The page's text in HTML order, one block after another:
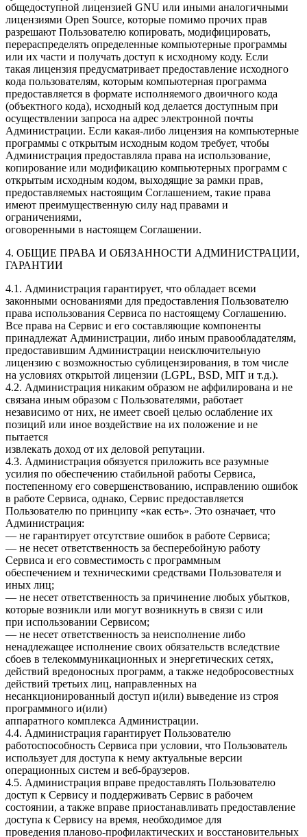
общедоступной лицензией GNU или иными аналогичными
лицензиями Open Source, которые помимо прочих прав
разрешают Пользователю копировать, модифицировать,
перераспределять определенные компьютерные программы
или их части и получать доступ к исходному коду. Если
такая лицензия предусматривает предоставление исходного
кода пользователям, которым компьютерная программа
предоставляется в формате исполняемого двоичного кода
(объектного кода), исходный код делается доступным при
осуществлении запроса на адрес электронной почты
Администрации. Если какая-либо лицензия на компьютерные
программы с открытым исходным кодом требует, чтобы
Администрация предоставляла права на использование,
копирование или модификацию компьютерных программ с
открытым исходным кодом, выходящие за рамки прав,
предоставляемых настоящим Соглашением, такие права
имеют преимущественную силу над правами и
ограничениями,
оговоренными в настоящем Соглашении.
4. ОБЩИЕ ПРАВА И ОБЯЗАННОСТИ АДМИНИСТРАЦИИ,
ГАРАНТИИ
4.1. Администрация гарантирует, что обладает всеми
законными основаниями для предоставления Пользователю
права использования Сервиса по настоящему Соглашению.
Все права на Сервис и его составляющие компоненты
принадлежат Администрации, либо иным правообладателям,
предоставившим Администрации неисключительную
лицензию с возможностью сублицензирования, в том числе
на условиях открытой лицензии (LGPL, BSD, MIT и т.д.).
4.2. Администрация никаким образом не аффилирована и не
связана иным образом с Пользователями, работает
независимо от них, не имеет своей целью ослабление их
позиций или иное воздействие на их положение и не
пытается
извлекать доход от их деловой репутации.
4.3. Администрация обязуется приложить все разумные
усилия по обеспечению стабильной работы Сервиса,
постепенному его совершенствованию, исправлению ошибок
в работе Сервиса, однако, Сервис предоставляется
Пользователю по принципу «как есть». Это означает, что
Администрация:
— не гарантирует отсутствие ошибок в работе Сервиса;
— не несет ответственность за бесперебойную работу
Сервиса и его совместимость с программным
обеспечением и техническими средствами Пользователя и
иных лиц;
— не несет ответственность за причинение любых убытков,
которые возникли или могут возникнуть в связи с или
при использовании Сервисом;
— не несет ответственность за неисполнение либо
ненадлежащее исполнение своих обязательств вследствие
сбоев в телекоммуникационных и энергетических сетях,
действий вредоносных программ, а также недобросовестных
действий третьих лиц, направленных на
несанкционированный доступ и(или) выведение из строя
программного и(или)
аппаратного комплекса Администрации.
4.4. Администрация гарантирует Пользователю
работоспособность Сервиса при условии, что Пользователь
использует для доступа к нему актуальные версии
операционных систем и веб-браузеров.
4.5. Администрация вправе предоставлять Пользователю
доступ к Сервису и поддерживать Сервис в рабочем
состоянии, а также вправе приостанавливать предоставление
доступа к Сервису на время, необходимое для
проведения планово-профилактических и восстановительных